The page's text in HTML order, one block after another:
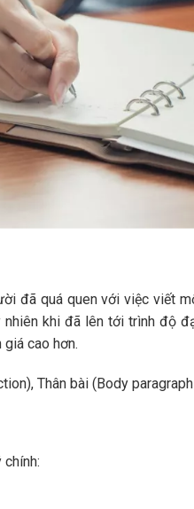
đã quá quen với việc viết
khi đã lên tới trình độ
cao hơn.
Thân bài (Body